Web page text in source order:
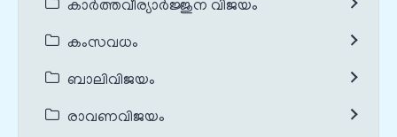
കാർത്തവീര്യാർജ്ജുന വിജയം
കംസവധം
ബാലിവിജയം
രാവണവിജയം